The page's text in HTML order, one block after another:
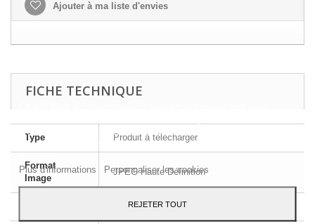
Ajouter à ma liste d'envies
FICHE TECHNIQUE
Type Produit à télécharger
Format
Image
JPEG Haute Définition
A4 - 29,7 x 21 cm
préférences en analysant vos habitudes de navigation. Pour donner
votre consentement à son utilisation, appuyez sur le bouton
Plus d'informations
Personnaliser les cookies
REJETER TOUT